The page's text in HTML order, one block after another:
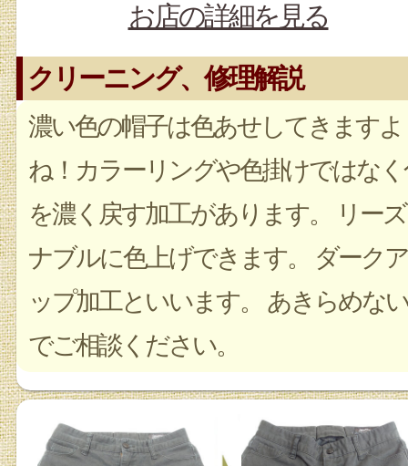
お店の詳細を見る
クリーニング、修理解説
濃い色の帽子は色あせしてきますよ
ね！カラーリングや色掛けではな
を濃く戻す加工があります。 リーズ
ナブルに色上げできます。 ダークア
ップ加工といいます。 あきらめない
でご相談ください。